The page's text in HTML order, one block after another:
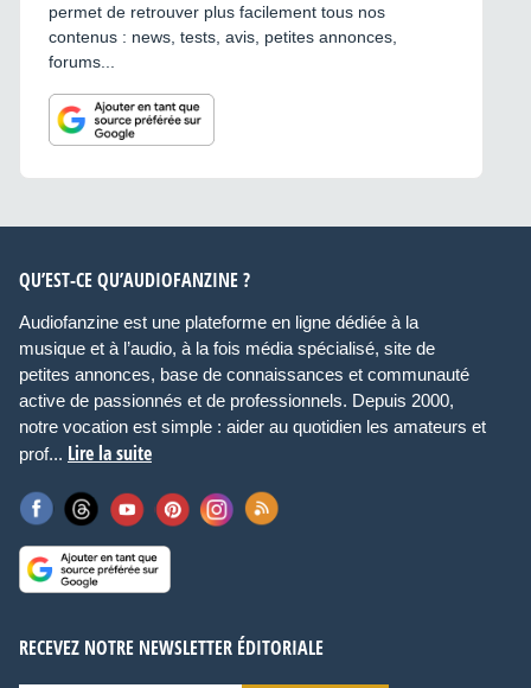
permet de retrouver plus facilement tous nos
contenus : news, tests, avis, petites annonces,
forums...
QU’EST-CE QU’AUDIOFANZINE ?
Audiofanzine est une plateforme en ligne dédiée à la
musique et à l’audio, à la fois média spécialisé, site de
petites annonces, base de connaissances et communauté
active de passionnés et de professionnels. Depuis 2000,
notre vocation est simple : aider au quotidien les amateurs et
prof... Lire la suite
RECEVEZ NOTRE NEWSLETTER ÉDITORIALE